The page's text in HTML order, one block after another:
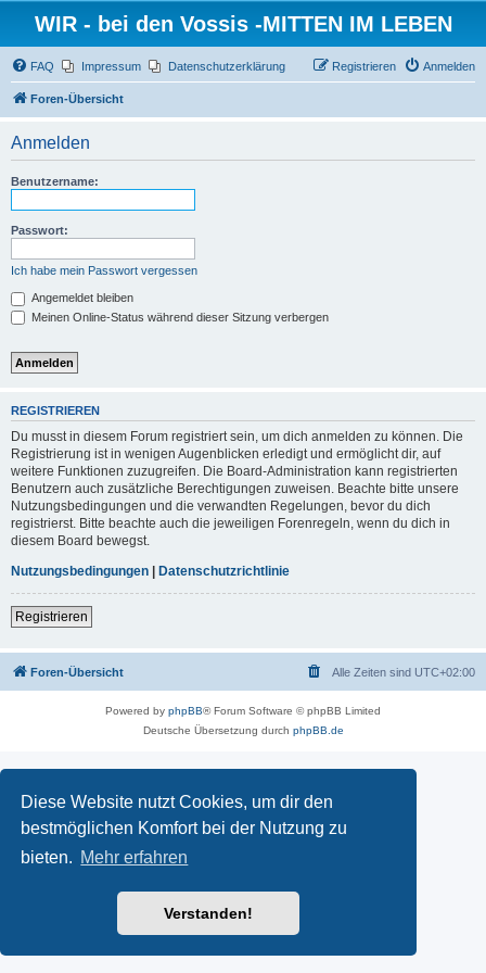
Diese Website nutzt Cookies, um dir den
bestmöglichen Komfort bei der Nutzung zu
bieten. Mehr erfahren
Verstanden!
WIR - bei den Vossis -MITTEN IM LEBEN
FAQ Impressum Datenschutzerklärung Anmelden
Registrieren
Foren-Übersicht
Anmelden
Benutzername:
Passwort:
Ich habe mein Passwort vergessen
Angemeldet bleiben
Meinen Online-Status während dieser Sitzung verbergen
REGISTRIEREN
Du musst in diesem Forum registriert sein, um dich anmelden zu können. Die
Registrierung ist in wenigen Augenblicken erledigt und ermöglicht dir, auf
weitere Funktionen zuzugreifen. Die Board-Administration kann registrierten
Benutzern auch zusätzliche Berechtigungen zuweisen. Beachte bitte unsere
Nutzungsbedingungen und die verwandten Regelungen, bevor du dich
registrierst. Bitte beachte auch die jeweiligen Forenregeln, wenn du dich in
diesem Board bewegst.
Nutzungsbedingungen | Datenschutzrichtlinie
Registrieren
Foren-Übersicht Alle Zeiten sind UTC+02:00
Powered by phpBB® Forum Software © phpBB Limited
Deutsche Übersetzung durch phpBB.de